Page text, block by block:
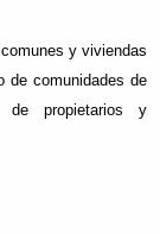
y viviendas
de comunidades de
de propietarios y